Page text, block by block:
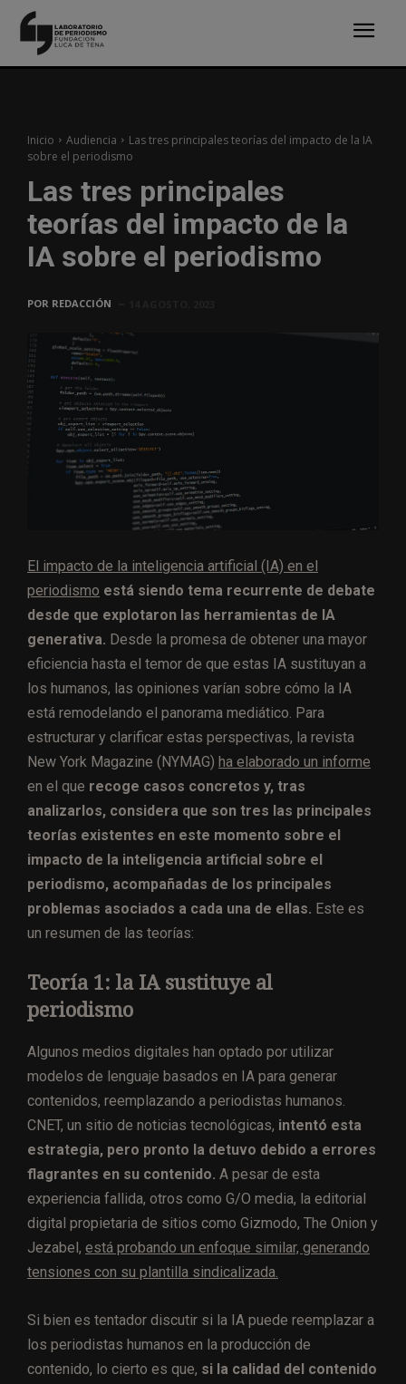
Inicio Audiencia
Las tres principales teorías del impacto de la IA
sobre el periodismo
Las tres principales
teorías del impacto de la
IA sobre el periodismo
POR REDACCIÓN
El impacto de la inteligencia artificial (IA) en el
periodismo está siendo tema recurrente de debate
desde que explotaron las herramientas de IA
generativa. Desde la promesa de obtener una mayor
eficiencia hasta el temor de que estas IA sustituyan a
los humanos, las opiniones varían sobre cómo la IA
está remodelando el panorama mediático. Para
estructurar y clarificar estas perspectivas, la revista
New York Magazine (NYMAG) ha elaborado un informe
en el que recoge casos concretos y, tras
analizarlos, considera que son tres las principales
teorías existentes en este momento sobre el
impacto de la inteligencia artificial sobre el
periodismo, acompañadas de los principales
problemas asociados a cada una de ellas. Este es
un resumen de las teorías:
Teoría 1: la IA sustituye al
periodismo
Algunos medios digitales han optado por utilizar
modelos de lenguaje basados en IA para generar
contenidos, reemplazando a periodistas humanos.
CNET, un sitio de noticias tecnológicas, intentó esta
estrategia, pero pronto la detuvo debido a errores
flagrantes en su contenido. A pesar de esta
experiencia fallida, otros como G/O media, la editorial
digital propietaria de sitios como Gizmodo, The Onion y
Jezabel, está probando un enfoque similar, generando
tensiones con su plantilla sindicalizada.
Si bien es tentador discutir si la IA puede reemplazar a
los periodistas humanos en la producción de
contenido, lo cierto es que, si la calidad del contenido